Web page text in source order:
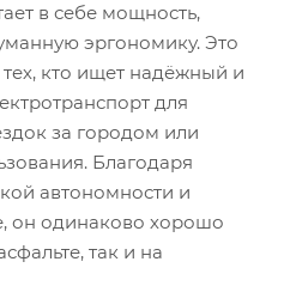
в себе мощность,
эргономику. Это
кто ищет надёжный и
для
за городом или
Благодаря
автономности и
он одинаково хорошо
так и на